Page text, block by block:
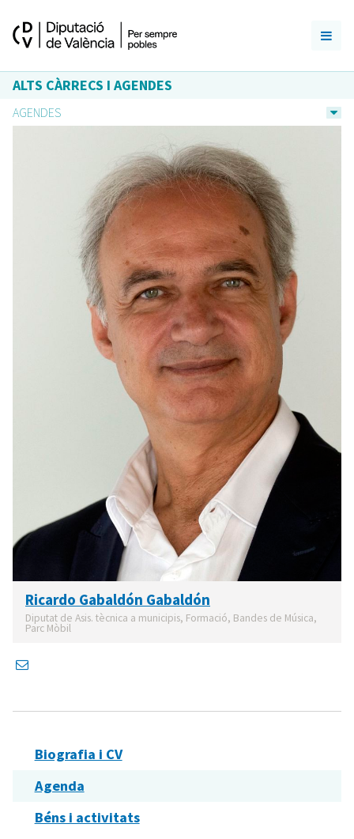
ALTS CÀRRECS I AGENDES
AGENDES
Ricardo Gabaldón Gabaldón
Diputat de Asis. tècnica a municipis, Formació, Bandes de Música,
Parc Mòbil
Biografia i CV
Agenda
Béns i activitats